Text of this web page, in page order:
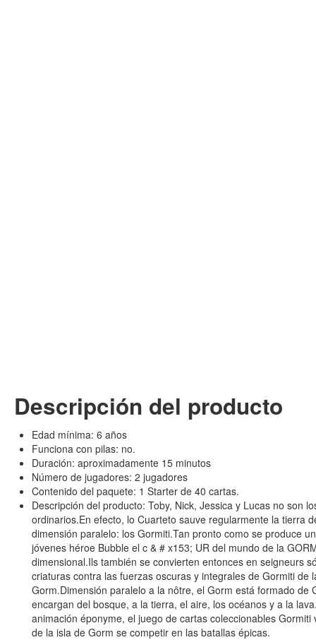
Descripción del producto
Edad mínima: 6 años
Funciona con pilas: no.
Duración: aproximadamente 15 minutos
Número de jugadores: 2 jugadores
Contenido del paquete: 1 Starter de 40 cartas.
Descripción del producto: Toby, Nick, Jessica y Lucas no son
ordinarios.En efecto, lo Cuarteto sauve regularmente la tierra
dimensión paralelo: los Gormiti.Tan pronto como se produce
jóvenes héroe Bubble el c & # x153; UR del mundo de la
dimensional.Ils también se convierten entonces en seigneurs
criaturas contra las fuerzas oscuras y integrales de Gormiti de
Gorm.Dimensión paralelo a la nôtre, el Gorm está formado de
encargan del bosque, a la tierra, el aire, los océanos y a la
animación éponyme, el juego de cartas coleccionables
de la isla de Gorm se competir en las batallas épicas.